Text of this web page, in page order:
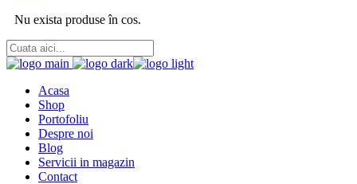
Nu exista produse în cos.
Acasa
Shop
Portofoliu
Despre noi
Blog
Servicii in magazin
Contact